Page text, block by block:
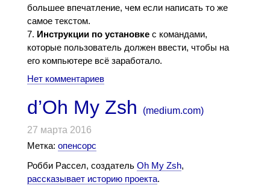
большее впечатление, чем если написать то же
самое текстом.
Инструкции по установкес командами,
которые пользователь должен ввести, чтобы на
его компьютере всё заработало.
Нет комментариев
d’Oh My Zsh (medium.com)
27 марта 2016
Метка: опенсорс
Робби Рассел, создатель Oh My Zsh,
рассказывает историю проекта.